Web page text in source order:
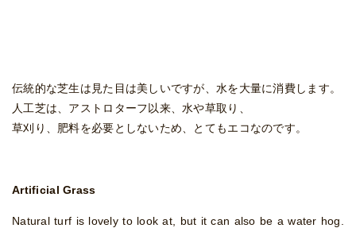
伝統的な芝生は見た目は美しいですが、水を大量に消費します。
人工芝は、アストロターフ以来、水や草取り、
草刈り、肥料を必要としないため、とてもエコなのです。
Artificial Grass
Natural turf is lovely to look at, but it can also be a water hog.